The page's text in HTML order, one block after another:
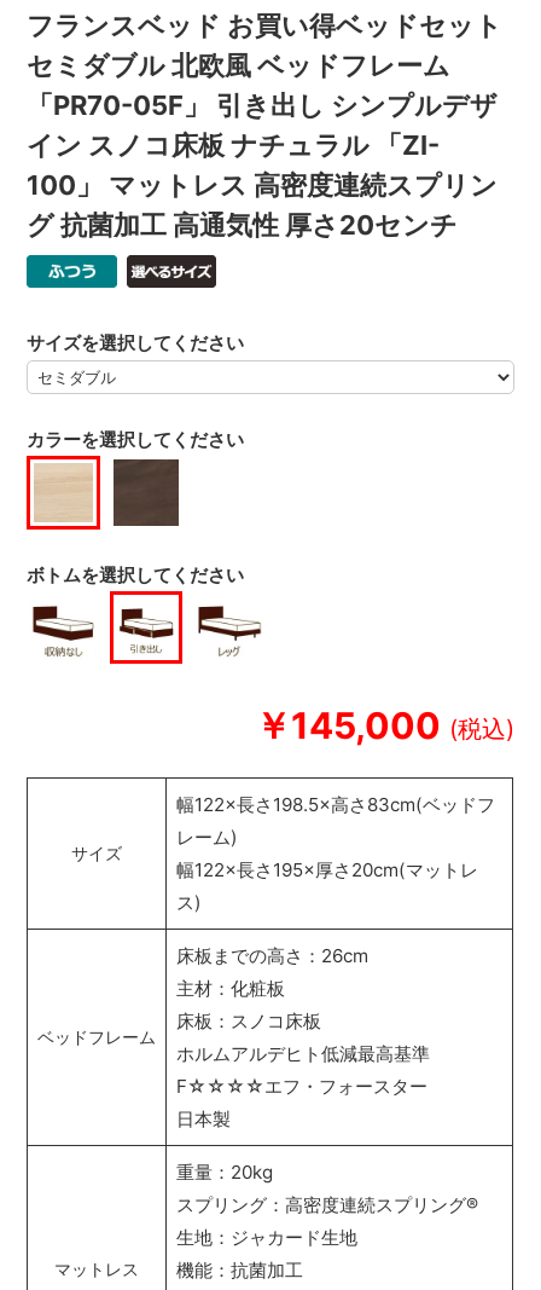
フランスベッド お買い得ベッドセット
セミダブル 北欧風 ベッドフレーム
「PR70-05F」 引き出し シンプルデザ
イン スノコ床板 ナチュラル 「ZI-
100」 マットレス 高密度連続スプリン
グ 抗菌加工 高通気性 厚さ20センチ
￥145,000
カラーを選択してください
サイズを選択してください
ボトムを選択してください
サイズ
幅122×長さ198.5×高さ83cm(ベッドフ
レーム)
幅122×長さ195×厚さ20cm(マットレ
ス)
ベッドフレーム
床板までの高さ：26cm
主材：化粧板
床板：スノコ床板
ホルムアルデヒト低減最高基準
F☆☆☆☆エフ・フォースター
日本製
マットレス
重量：20kg
スプリング：高密度連続スプリング®
生地：ジャカード生地
機能：抗菌加工